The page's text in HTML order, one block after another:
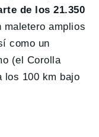
de los 21.350
maletero amplios
como un
(el Corolla
los 100 km bajo